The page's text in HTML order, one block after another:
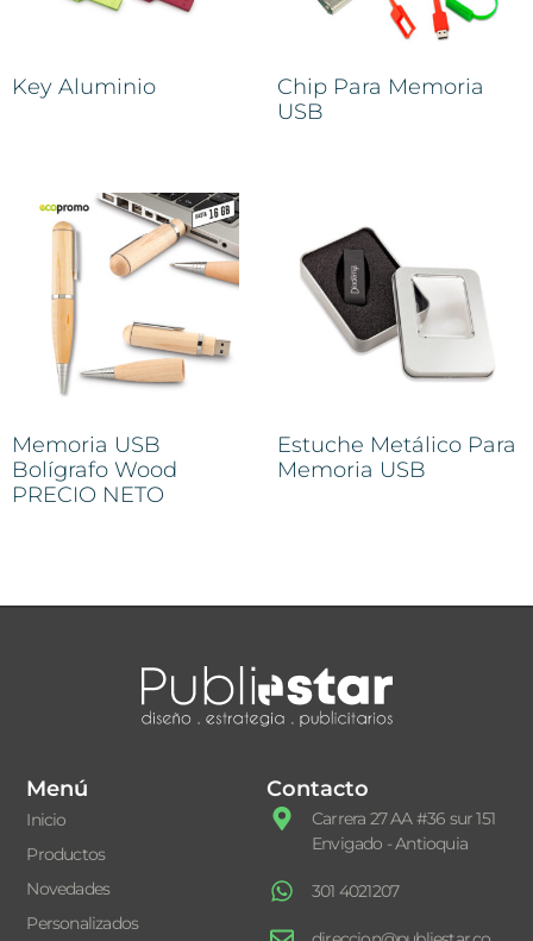
Key Aluminio
Chip Para Memoria
USB
Memoria USB
Bolígrafo Wood
PRECIO NETO
Estuche Metálico Para
Memoria USB
Menú
Inicio
Productos
Novedades
Personalizados
Contacto
Carrera 27 AA #36 sur 151
Envigado - Antioquia
301 4021207